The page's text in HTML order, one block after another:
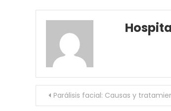
Navegación
de
Parálisis facial: Causas y